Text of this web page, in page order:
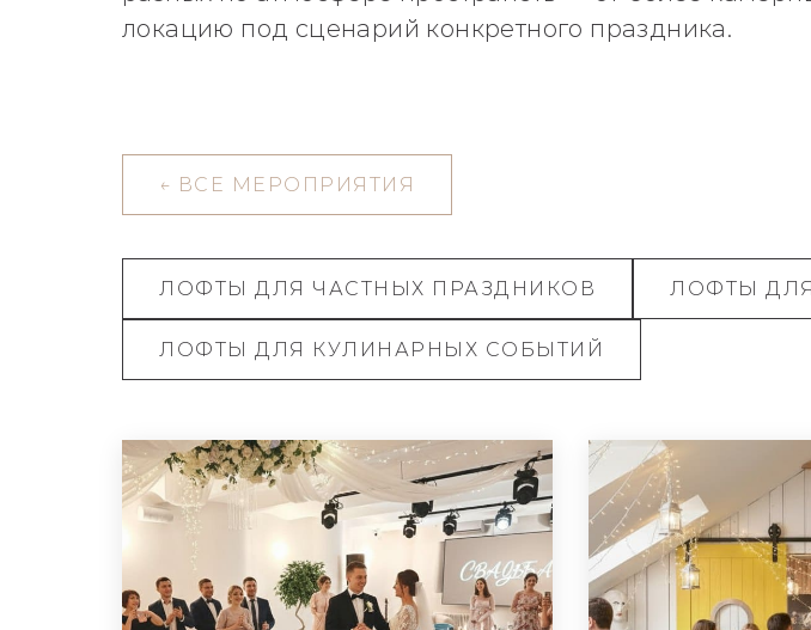
локацию под сценарий конкретного праздника.
← ВСЕ МЕРОПРИЯТИЯ
ЛОФТЫ ДЛЯ ЧАСТНЫХ ПРАЗДНИКОВ ЛОФТЫ
ЛОФТЫ ДЛЯ КУЛИНАРНЫХ СОБЫТИЙ